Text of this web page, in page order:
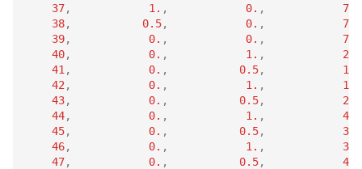
37, 1. , 0. ,
7.
38, 0.5, 0. ,
7.
39, 0. , 0. ,
7.
40, 0. , 1. ,
2.
41 , 0. , 0.5,
1.
42 , 0. , 1. ,
1.
43, 0. , 0.5,
2.
44, 0. , 1. ,
4.
45, 0. , 0.5,
3.
46, 0. , 1. ,
3.
47, 0. , 0.5,
4.